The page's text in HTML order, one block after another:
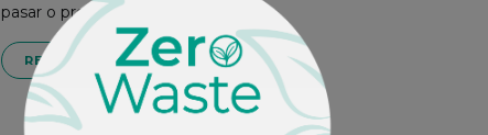
pasar o prefieres devorarte el…
READ MORE